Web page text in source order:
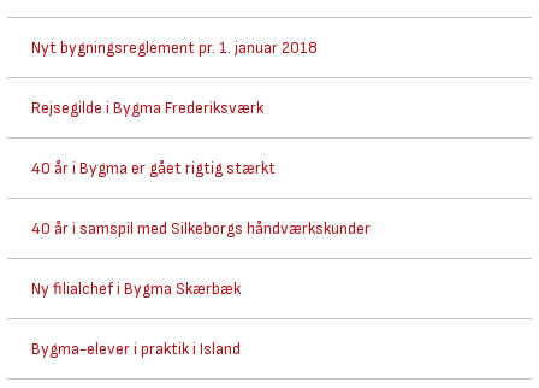
Nyt bygningsreglement pr. 1. januar 2018
Rejsegilde i Bygma Frederiksværk
40 år i Bygma er gået rigtig stærkt
40 år i samspil med Silkeborgs håndværkskunder
Ny filialchef i Bygma Skærbæk
Bygma-elever i praktik i Island